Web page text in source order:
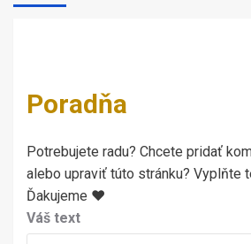
Poradňa
Potrebujete radu? Chcete pridať
alebo upraviť túto stránku? Vyplňte
Ďakujeme ♥
Váš text